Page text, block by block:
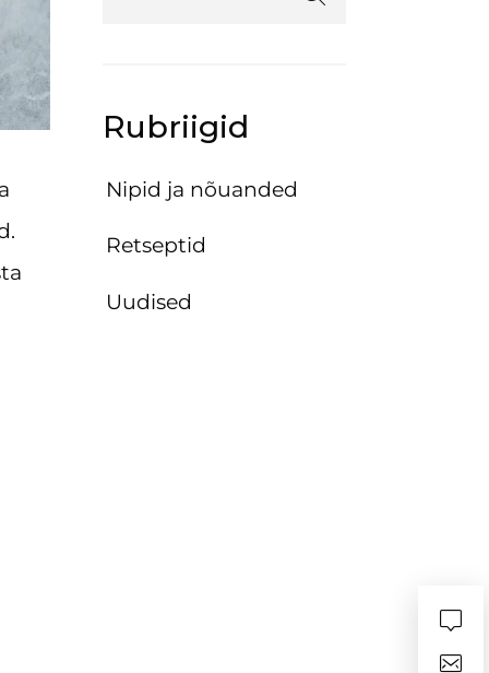
Rubriigid
Nipid ja nõuanded
Retseptid
Uudised